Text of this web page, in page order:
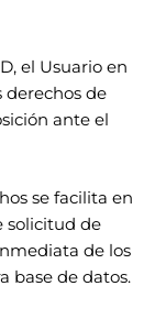
el Usuario en
de
ante el
se facilita en
solicitud de
de los
base de datos.